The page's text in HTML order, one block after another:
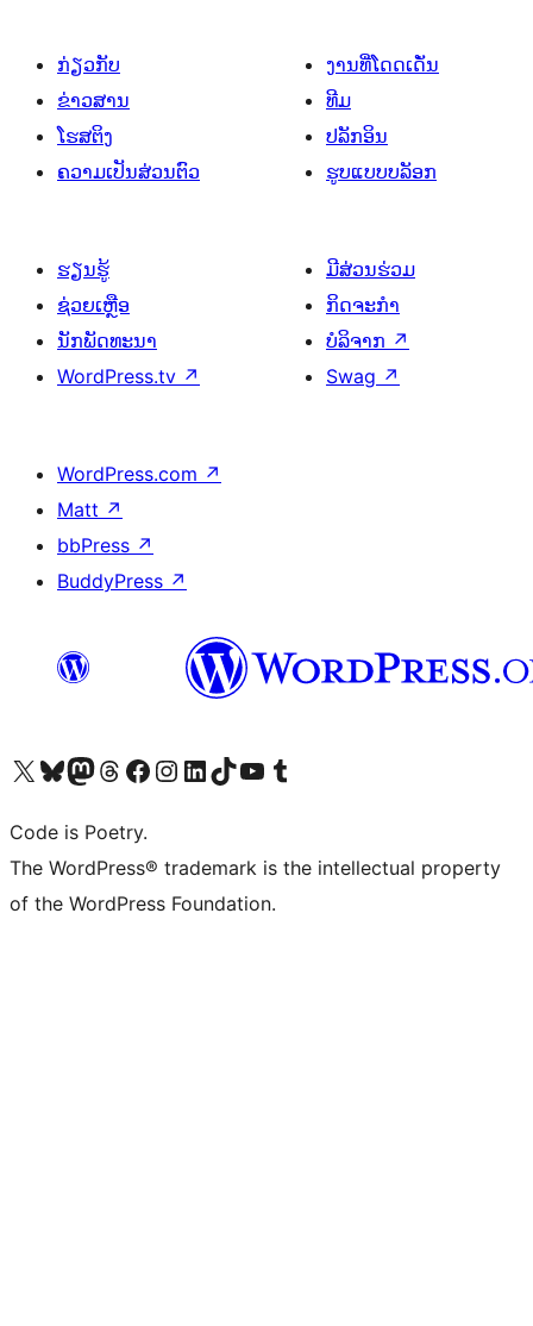
ກ່ຽວກັບ
ຂ່າວສານ
ໂຮສຕິງ
ຄວາມເປັນສ່ວນຕົວ
ງານທີ່ໂດດເດັ່ນ
ທີມ
ປລັກອິນ
ຮູບແບບບລັອກ
ຮຽນຮູ້
ຊ່ວຍເຫຼືອ
ນັກພັດທະນາ
WordPress.tv ↗
ມີສ່ວນຮ່ວມ
ກິດຈະກຳ
ບໍລິຈາກ ↗
Swag ↗
WordPress.com ↗
Matt ↗
bbPress ↗
BuddyPress ↗
ຢ້ຽມຊົມບັນຊີ X (ຊື່ເກົ່າ Twitter) ຂອງພວກເຮົາຢ້ຽມຊົມບັນຊີ Bluesky ຂອງພວກເຮົາຢ້ຽມຊົມບັນຊີ Mastodon ຂອງພວກເຮົາຢ້ຽມຊົມບັນຊີ Threads ຂອງພວກເຮົາຢ້ຽມຊົມໜ້າ Facebook ຂອງພວກເຮົາຢ້ຽມຊົມບັນຊີ Instagram ຂອງພວກເຮົາຢ້ຽມຊົມບັນຊີ LinkedIn ຂອງພວກເຮົາຢ້ຽມຊົມບັນຊີ TikTok ຂອງພວກເຮົາຢ້ຽມຊົມຊ່ອງ YouTube ຂອງພວກເຮົາຢ້ຽມຊົມບັນຊີ Tumblr ຂອງພວກເຮົາ
Code is Poetry.
The WordPress® trademark is the intellectual property
of the WordPress Foundation.